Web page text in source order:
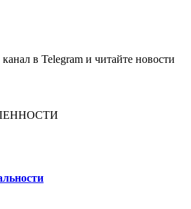
в Telegram и читайте новости